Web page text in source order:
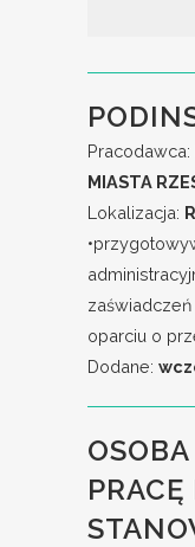
Pracodawca:
MIASTA
Lokalizacja:
oparciu o
Dodane:
PRACĘ